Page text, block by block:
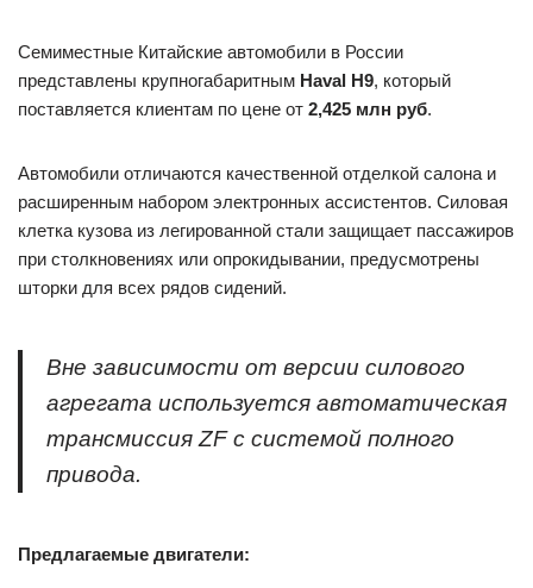
Семиместные Китайские автомобили в России
представлены крупногабаритным Haval H9, который
поставляется клиентам по цене от 2,425 млн руб.
Автомобили отличаются качественной отделкой салона и
расширенным набором электронных ассистентов. Силовая
клетка кузова из легированной стали защищает пассажиров
при столкновениях или опрокидывании, предусмотрены
шторки для всех рядов сидений.
Вне зависимости от версии силового
агрегата используется автоматическая
трансмиссия ZF с системой полного
привода.
Предлагаемые двигатели: